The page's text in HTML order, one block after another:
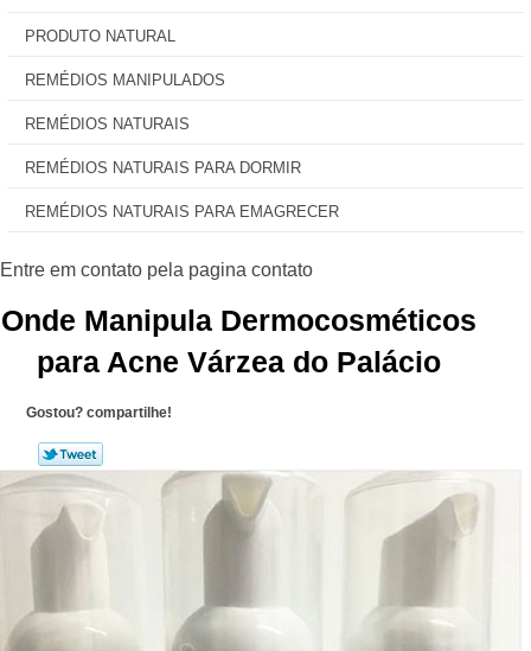
PRODUTO NATURAL
REMÉDIOS MANIPULADOS
REMÉDIOS NATURAIS
REMÉDIOS NATURAIS PARA DORMIR
REMÉDIOS NATURAIS PARA EMAGRECER
Onde Manipula Dermocosméticos
para Acne Várzea do Palácio
Gostou? compartilhe!